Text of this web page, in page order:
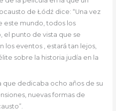
de Łódź dice: “Una vez
este mundo, todos los
el punto de vista que se
los eventos , estará tan lejos,
sobre la historia judía en la
que dedicaba ocho años de su
nuevas formas de